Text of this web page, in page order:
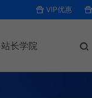
VIP优惠
站长学院